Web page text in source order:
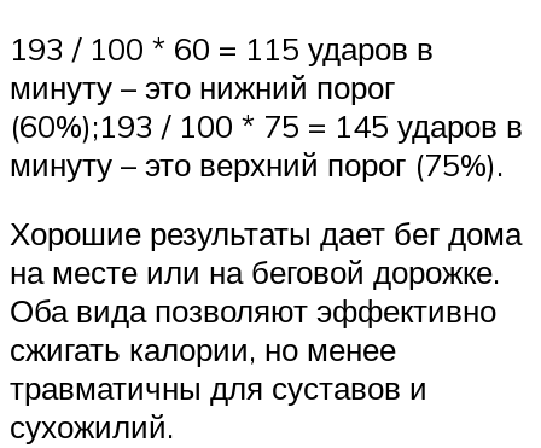
193 / 100 * 60 = 115 ударов в
минуту – это нижний порог
(60%);193 / 100 * 75 = 145 ударов в
минуту – это верхний порог (75%).
Хорошие результаты дает бег дома
на месте или на беговой дорожке.
Оба вида позволяют эффективно
сжигать калории, но менее
травматичны для суставов и
сухожилий.